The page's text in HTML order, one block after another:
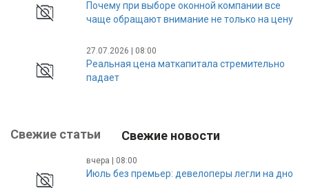
Почему при выборе оконной компании все
чаще обращают внимание не только на цену
27.07.2026 | 08:00
Реальная цена маткапитала стремительно
падает
Свежие статьи Свежие новости
вчера | 08:00
Июль без премьер: девелоперы легли на дно